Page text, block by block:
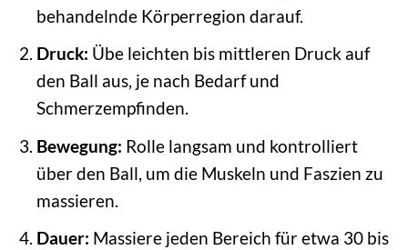
behandelnde Körperregion darauf.
Druck: Übe leichten bis mittleren Druck auf
den Ball aus, je nach Bedarf und
Schmerzempfinden.
Bewegung: Rolle langsam und kontrolliert
über den Ball, um die Muskeln und Faszien zu
massieren.
Dauer: Massiere jeden Bereich für etwa 30 bis